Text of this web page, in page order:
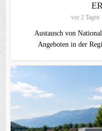
vor 2 Tagen
Austausch von
Angeboten in der